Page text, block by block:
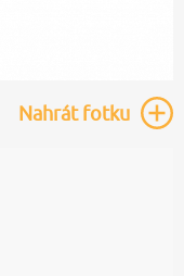
Nahrátfotku